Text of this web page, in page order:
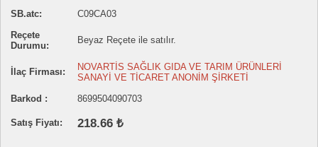
SB.atc:
C09CA03
Reçete
Durumu:
Beyaz Reçete ile satılır.
İlaç Firması:
NOVARTİS SAĞLIK GIDA VE TARIM ÜRÜNLERİ
SANAYİ VE TİCARET ANONİM ŞİRKETİ
Barkod :
8699504090703
Satış Fiyatı: 218.66 ₺